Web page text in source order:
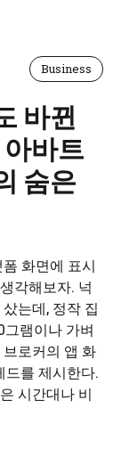
Business
바뀐
아바트
숨은
화면에 표시
각해보자. 넉
는데, 정작 집
램이나 가벼
로커의 앱 화
드를 제시한다.
시간대나 비